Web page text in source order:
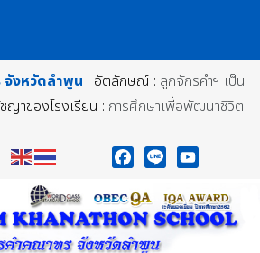
จังหวัดลำพูน อัตลักษณ์ : ลูกจักรคำฯ เป็น
ญาของโรงเรียน : การศึกษาเพื่อพัฒนาชีวิต